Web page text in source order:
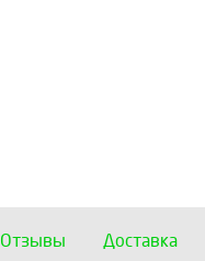
Отзывы Доставка